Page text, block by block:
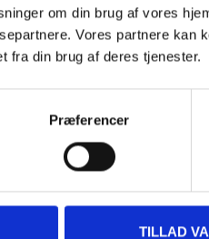
om din brug af vores
Vores partnere kan
fra din brug af deres tjenester.
Præferencer
TILLAD
og vi benytter mange
også bestå i
smer­ter og
og individuelt
såsom rygs­mer­ter skal
og effek­tiv træ­ning,